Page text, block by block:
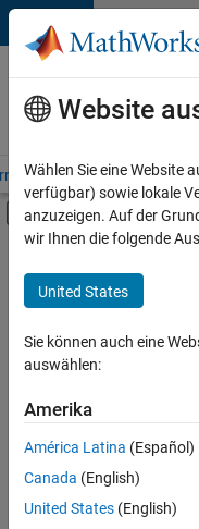
Weiter zum Inhalt
Karriere
bei
MathWorks
– Übersicht
Umschaltung
Hauptinhalt
Information
Education Sales
Inside Sales
Sales Operations
Marketing
Business Model Team
+5
Derzeit
es
keine
offenen
Stellen,
Website
Wählen Sie eine Website
verfügbar) sowie lokale
anzuzeigen. Auf der
wir Ihnen die folgende
United States
Sie können auch eine
auswählen:
Amerika
América Latina (Español)
Canada (English)
United States (English)